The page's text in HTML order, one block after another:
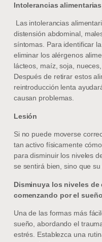
Intolerancias alimentarias
Las intolerancias
distensión abdominal,
síntomas. Para identificar
eliminar los alérgenos
lácteos, maíz, soja,
Después de retirar estos
reintroducción lenta
causan problemas.
Lesión
Si no puede moverse
tan activo físicamente
para disminuir los niveles
se sentirá bien, sino que
Disminuya los niveles de
comenzando por el sueño
Una de las formas más
sueño, abordando el
estrés. Establezca una